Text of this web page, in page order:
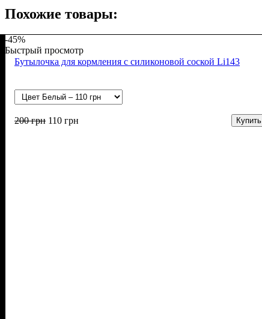
Похожие товары:
-45%
Быстрый просмотр
Бутылочка для кормления с силиконовой соской Li143
200грн 110 грн Купить